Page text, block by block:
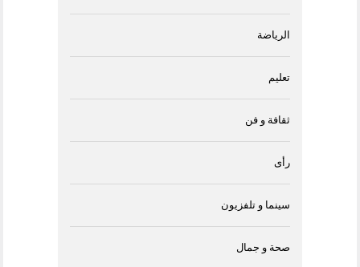
الرياضة
تعليم
ثقافة و فن
رأى
سينما و تلفزيون
صحة و جمال